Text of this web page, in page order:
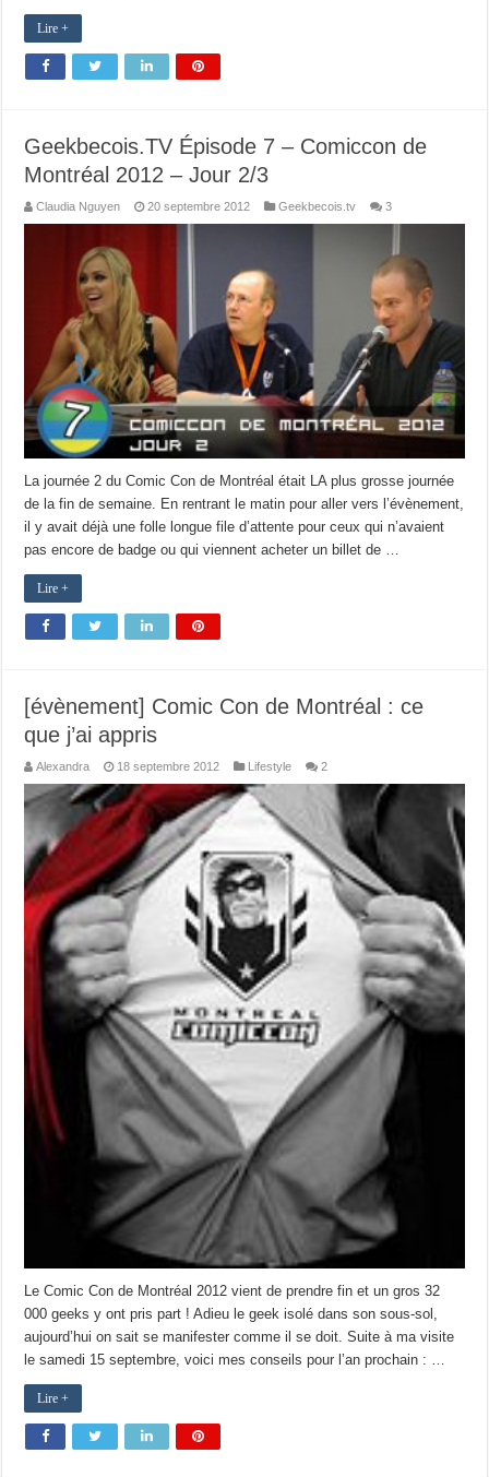
Lire +
Geekbecois.TV Épisode 7 – Comiccon de
Montréal 2012 – Jour 2/3
Claudia Nguyen 20 septembre 2012 Geekbecois.tv 3
La journée 2 du Comic Con de Montréal était LA plus grosse journée
de la fin de semaine. En rentrant le matin pour aller vers l’évènement,
il y avait déjà une folle longue file d’attente pour ceux qui n’avaient
pas encore de badge ou qui viennent acheter un billet de …
Lire +
[évènement] Comic Con de Montréal : ce
que j’ai appris
Alexandra 18 septembre 2012 Lifestyle 2
Le Comic Con de Montréal 2012 vient de prendre fin et un gros 32
000 geeks y ont pris part ! Adieu le geek isolé dans son sous-sol,
aujourd’hui on sait se manifester comme il se doit. Suite à ma visite
le samedi 15 septembre, voici mes conseils pour l’an prochain : …
Lire +